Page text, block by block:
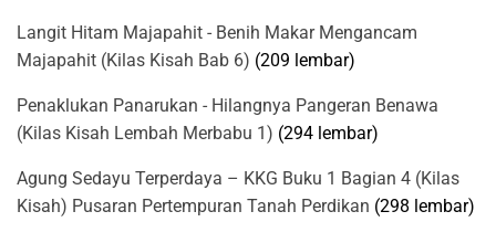
Langit Hitam Majapahit - Benih Makar Mengancam
Majapahit (Kilas Kisah Bab 6) (209 lembar)
Penaklukan Panarukan - Hilangnya Pangeran Benawa
(Kilas Kisah Lembah Merbabu 1) (294 lembar)
Agung Sedayu Terperdaya – KKG Buku 1 Bagian 4 (Kilas
Kisah) Pusaran Pertempuran Tanah Perdikan (298 lembar)